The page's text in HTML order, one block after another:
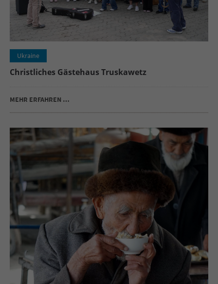
Ukraine
Christliches Gästehaus Truskawetz
MEHR ERFAHREN …